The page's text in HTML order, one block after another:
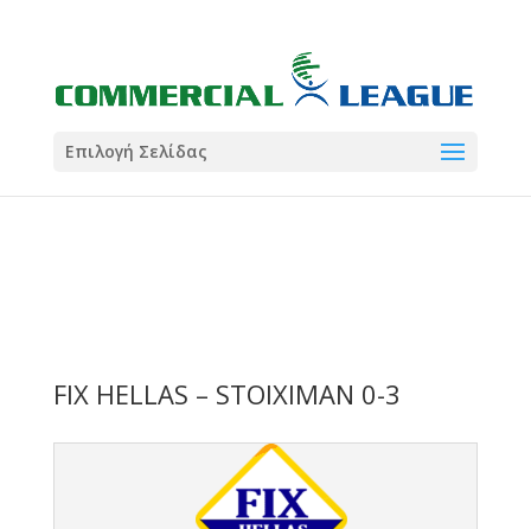
Coral
Σωματείο ΣΟΛ
Coral
5
Επιλογή Σελίδας
FIX HELLAS – STOIXIMAN 0-3